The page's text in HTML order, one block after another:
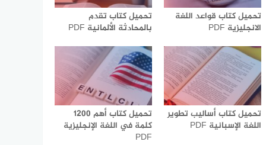
تحميل كتاب قواعد اللغة
الانجليزية PDF
تحميل كتاب تقدم
بالمحادثة الألمانية PDF
تحميل كتاب أساليب تطوير
اللغة الإسبانية PDF
تحميل كتاب أهم 1200
كلمة في اللغة الإنجليزية
PDF